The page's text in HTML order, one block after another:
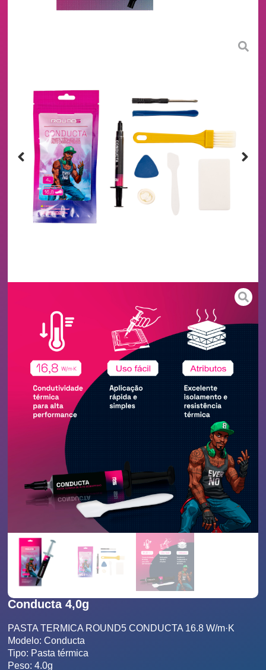
Conducta 4,0g
PASTA TERMICA ROUND5 CONDUCTA 16.8 W/m·K
Modelo: Conducta
Tipo: Pasta térmica
Peso: 4.0g